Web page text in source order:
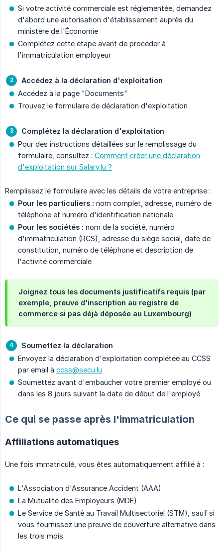
Si votre activité commerciale est réglementée, demandez
d'abord une autorisation d'établissement auprès du
ministère de l'Économie
Complétez cette étape avant de procéder à
l'immatriculation employeur
Accédez à la déclaration d'exploitation
Accédez à la page "Documents"
Trouvez le formulaire de déclaration d'exploitation
Complétez la déclaration d'exploitation
Pour des instructions détaillées sur le remplissage du
formulaire, consultez : Comment créer une déclaration
d'exploitation sur Salary.lu ?
Remplissez le formulaire avec les détails de votre entreprise :
Pour les particuliers : nom complet, adresse, numéro de
téléphone et numéro d'identification nationale
Pour les sociétés : nom de la société, numéro
d'immatriculation (RCS), adresse du siège social, date de
constitution, numéro de téléphone et description de
l'activité commerciale
Joignez tous les documents justificatifs requis (par
exemple, preuve d'inscription au registre de
commerce si pas déjà déposée au Luxembourg)
Soumettez la déclaration
Envoyez la déclaration d'exploitation complétée au CCSS
par email à ccss@secu.lu
Soumettez avant d'embaucher votre premier employé ou
dans les 8 jours suivant la date de début de l'employé
Ce qui se passe après l'immatriculation
Affiliations automatiques
Une fois immatriculé, vous êtes automatiquement affilié à :
L'Association d'Assurance Accident (AAA)
La Mutualité des Employeurs (MDE)
Le Service de Santé au Travail Multisectoriel (STM), sauf si
vous fournissez une preuve de couverture alternative dans
les trois mois